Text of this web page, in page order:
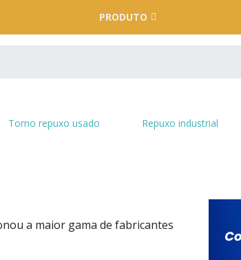
PRODUTO
Torno repuxo usado Repuxo industrial
a maior gama de fabricantes